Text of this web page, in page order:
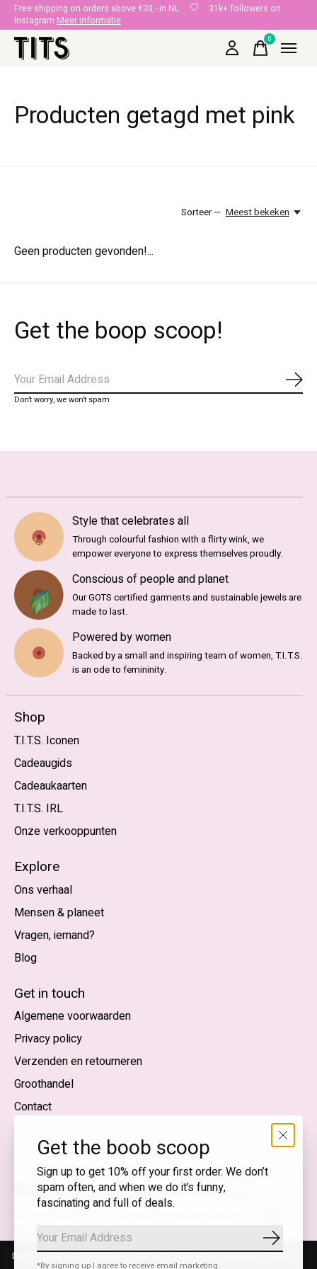
Free shipping on orders above €30,- in NL
31k+ followers on
Instagram Meer informatie
0items
Producten getagd met pink
Sorteer — Meest bekeken
Geen producten gevonden!...
Get the boop scoop!
Don’t worry, we won’t spam
Style that celebrates all
Through colourful fashion with a flirty wink, we
empower everyone to express themselves proudly.
Conscious of people and planet
Our GOTS certified garments and sustainable jewels are
made to last.
Powered by women
Backed by a small and inspiring team of women, T.I.T.S.
is an ode to femininity.
Shop
T.I.T.S. Iconen
Cadeaugids
Cadeaukaarten
T.I.T.S. IRL
Onze verkooppunten
Explore
Ons verhaal
Mensen & planeet
Vragen, iemand?
Blog
Get in touch
Algemene voorwaarden
Privacy policy
Verzenden en retourneren
Groothandel
Contact
knipoog
feed
Nederlands — EUR
SEK
Get the boob scoop
Sign up to get 10% off your first order. We don’t
spam often, and when we do it’s funny,
fascinating and full of deals.
*By signing up I agree to receive email marketing
Door het gebruiken van onze website, ga je akkoord met het gebruik